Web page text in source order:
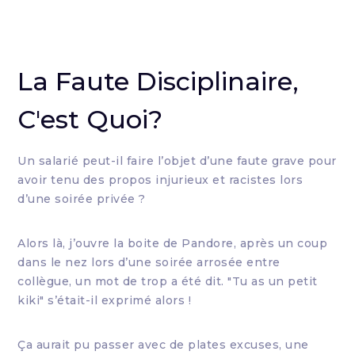
La Faute Disciplinaire,
C'est Quoi?
Un salarié peut-il faire l’objet d’une faute grave pour
avoir tenu des propos injurieux et racistes lors
d’une soirée privée ?
Alors là, j’ouvre la boite de Pandore, après un coup
dans le nez lors d’une soirée arrosée entre
collègue, un mot de trop a été dit. "Tu as un petit
kiki" s’était-il exprimé alors !
Ça aurait pu passer avec de plates excuses, une